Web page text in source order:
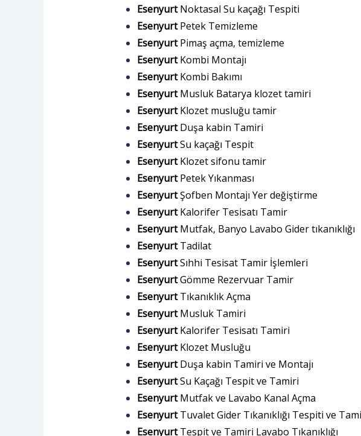
EsenyurtNoktasal Su kaçağı Tespiti
EsenyurtPetek Temizleme
EsenyurtPimaş açma, temizleme
EsenyurtKombi Montajı
EsenyurtKombi Bakımı
EsenyurtMusluk Batarya klozet tamiri
EsenyurtKlozet musluğu tamir
EsenyurtDuşa kabin Tamiri
EsenyurtSu kaçağı Tespit
EsenyurtKlozet sifonu tamir
EsenyurtPetek Yıkanması
EsenyurtŞofben Montajı Yer değiştirme
EsenyurtKalorifer Tesisatı Tamir
EsenyurtMutfak, Banyo Lavabo Gider tıkanıklığı
EsenyurtTadilat
EsenyurtSıhhi Tesisat Tamir İşlemleri
EsenyurtGömme Rezervuar Tamir
EsenyurtTıkanıklık Açma
EsenyurtMusluk Tamiri
EsenyurtKalorifer Tesisatı Tamiri
EsenyurtKlozet Musluğu
EsenyurtDuşa kabin Tamiri ve Montajı
EsenyurtSu Kaçağı Tespit ve Tamiri
EsenyurtMutfak ve Lavabo Kanal Açma
EsenyurtTuvalet Gider Tıkanıklığı Tespiti ve
EsenyurtTespit ve Tamiri Lavabo Tıkanıklığı